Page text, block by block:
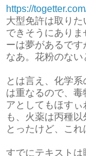
https://
大型免許は取り
できそうにあり
ーは夢があるで
なあ。花粉のない
とは言え、化学
は重なるので、
アとしてもほす
も、火薬は丙種
とったけど、こ
すでにテキスト